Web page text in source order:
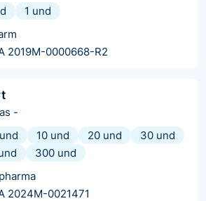
1 und
2019M-0000668-R2
-
10 und 20 und
30 und
300 und
2024M-0021471